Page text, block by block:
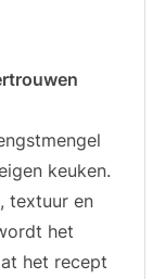
keuken.
textuur en
het
het recept